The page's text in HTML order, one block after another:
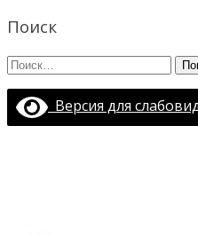
Поиск
Найти:
Версия для